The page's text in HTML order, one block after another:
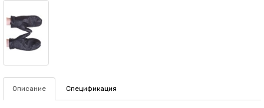
Описание Спецификация